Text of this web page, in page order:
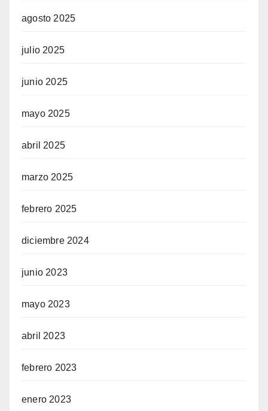
agosto 2025
julio 2025
junio 2025
mayo 2025
abril 2025
marzo 2025
febrero 2025
diciembre 2024
junio 2023
mayo 2023
abril 2023
febrero 2023
enero 2023